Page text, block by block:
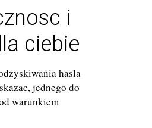
i
ciebie
hasla
jednego do
warunkiem